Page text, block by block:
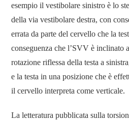
esempio il vestibolare sinistro è lo
della via vestibolare destra, con
errata da parte del cervello che la
conseguenza che l’SVV è inclinato
rotazione riflessa della testa a
e la testa in una posizione che è
il cervello interpreta come verticale.
La letteratura pubblicata sulla